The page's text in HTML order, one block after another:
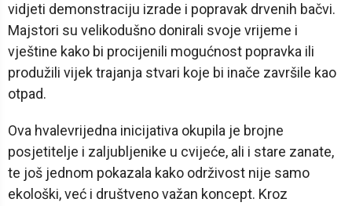
vidjeti demonstraciju izrade i popravak drvenih bačvi.
Majstori su velikodušno donirali svoje vrijeme i
vještine kako bi procijenili mogućnost popravka ili
produžili vijek trajanja stvari koje bi inače završile kao
otpad.
Ova hvalevrijedna inicijativa okupila je brojne
posjetitelje i zaljubljenike u cvijeće, ali i stare zanate,
te još jednom pokazala kako održivost nije samo
ekološki, već i društveno važan koncept. Kroz